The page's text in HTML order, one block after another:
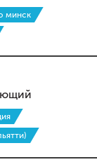
минск